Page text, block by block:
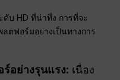
บ HD ที่น่าทึ่ง การที่จะ
ตฟอร์มอย่างเป็นทางการ
ร์อย่างรุนแรง: เนื่อง